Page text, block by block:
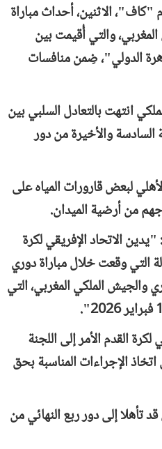
"كاف"، الاثنين، أحداث مباراة
والتي أُقيمت بين
الدولي"، ضِمن منافسات
انتهت بالتعادل السلبي بين
والأخيرة من دور
لبعض قارورات المياه على
من أرضية الميدان.
الاتحاد الإفريقي لكرة
التي وقعت خلال مباراة دوري
والجيش الملكي المغربي، التي
القدم الأمر إلى اللجنة
اتخاذ الإجراءات المناسبة بحق
تأهلا إلى دور ربع النهائي من